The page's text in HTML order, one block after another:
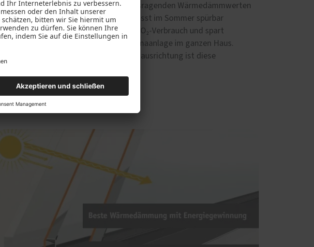
Die PaXzeroStar-Verglasung mit herausragenden Wärmedämmwerten
hält im Winter die Kälte draußen und lässt im Sommer spürbar
weniger Hitze rein. Das reduziert den CO₂-Verbrauch und spart
wertvolle Energie für Heizung oder Klimaanlage im ganzen Haus.
Insbesondere bei Wohnräumen mit Südausrichtung ist diese